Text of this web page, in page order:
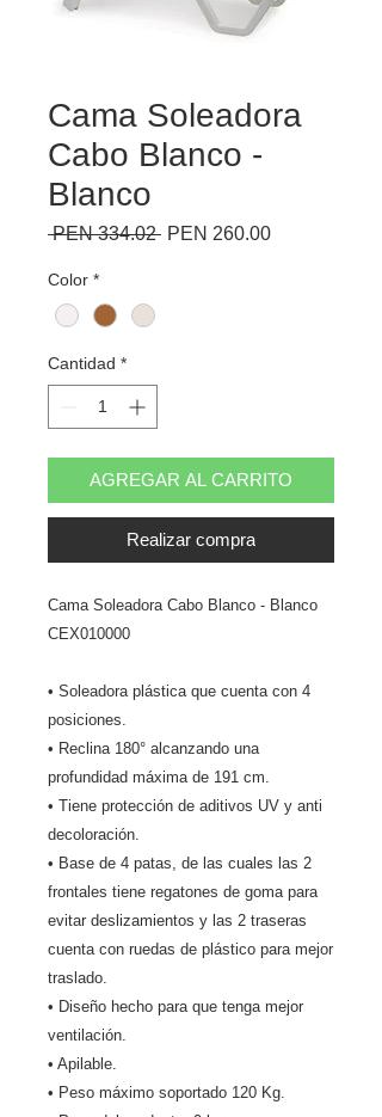
Cama Soleadora
Cabo Blanco -
Blanco
PEN 334.02 Precio
PEN 260.00Precio
Color *
Cantidad *
AGREGAR AL CARRITO
Realizar compra
Cama Soleadora Cabo Blanco - Blanco
CEX010000
• Soleadora plástica que cuenta con 4
posiciones.
• Reclina 180° alcanzando una
profundidad máxima de 191 cm.
• Tiene protección de aditivos UV y anti
decoloración.
• Base de 4 patas, de las cuales las 2
frontales tiene regatones de goma para
evitar deslizamientos y las 2 traseras
cuenta con ruedas de plástico para mejor
traslado.
• Diseño hecho para que tenga mejor
ventilación.
• Apilable.
• Peso máximo soportado 120 Kg.